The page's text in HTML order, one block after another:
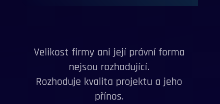
Velikost firmy ani její právní forma
nejsou rozhodující.
Rozhoduje kvalita projektu a jeho
přínos.